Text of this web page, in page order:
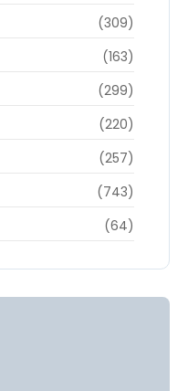
(309)
(163)
(299)
(220)
(257)
(743)
(64)